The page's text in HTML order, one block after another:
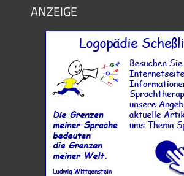
ANZEIGE